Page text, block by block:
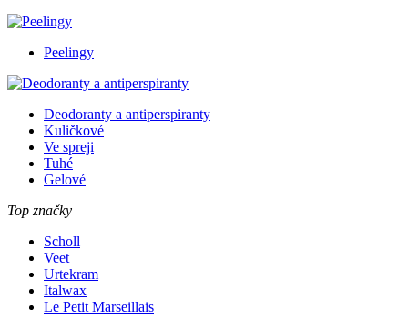
Peelingy
Deodoranty a antiperspiranty
Kuličkové
Ve spreji
Tuhé
Gelové
Top značky
Scholl
Veet
Urtekram
Italwax
Le Petit Marseillais